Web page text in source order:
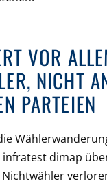
VOR
NICHT
PARTEIEN
dimap